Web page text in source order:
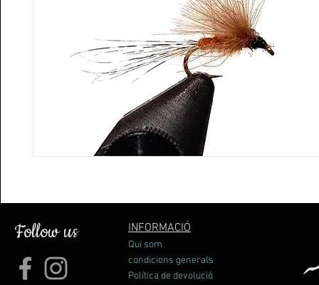
Follow us INFORMACIÓ
Qui som
condicions generals
Política de devolució